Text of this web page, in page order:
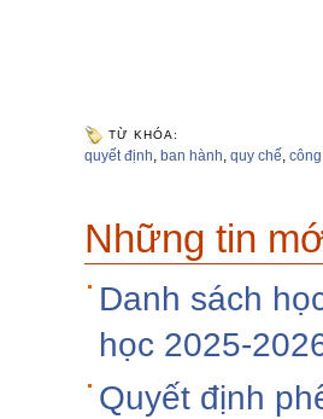
TỪ KHÓA:
quyết định, ban hành, quy chế,
Những tin
Danh sách
học 2025-
Quyết định